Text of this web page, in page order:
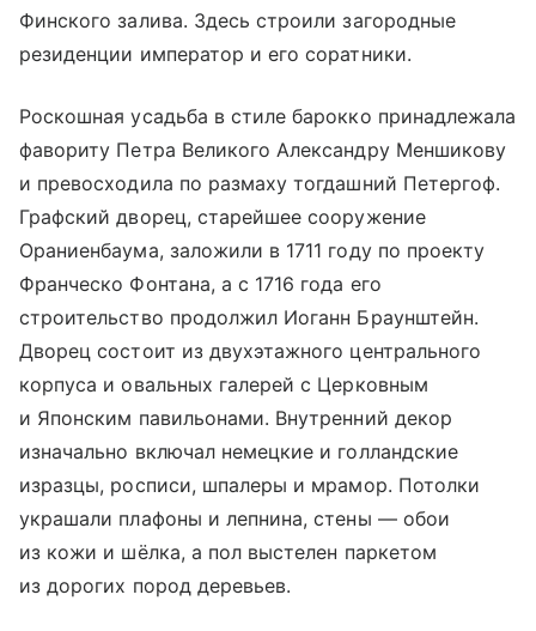
Финского залива. Здесь строили загородные
резиденции император и его соратники.
Роскошная усадьба в стиле барокко принадлежала
фавориту Петра Великого Александру Меншикову
и превосходила по размаху тогдашний Петергоф.
Графский дворец, старейшее сооружение
Ораниенбаума, заложили в 1711 году по проекту
Франческо Фонтана, а с 1716 года его
строительство продолжил Иоганн Браунштейн.
Дворец состоит из двухэтажного центрального
корпуса и овальных галерей с Церковным
и Японским павильонами. Внутренний декор
изначально включал немецкие и голландские
изразцы, росписи, шпалеры и мрамор. Потолки
украшали плафоны и лепнина, стены — обои
из кожи и шёлка, а пол выстелен паркетом
из дорогих пород деревьев.